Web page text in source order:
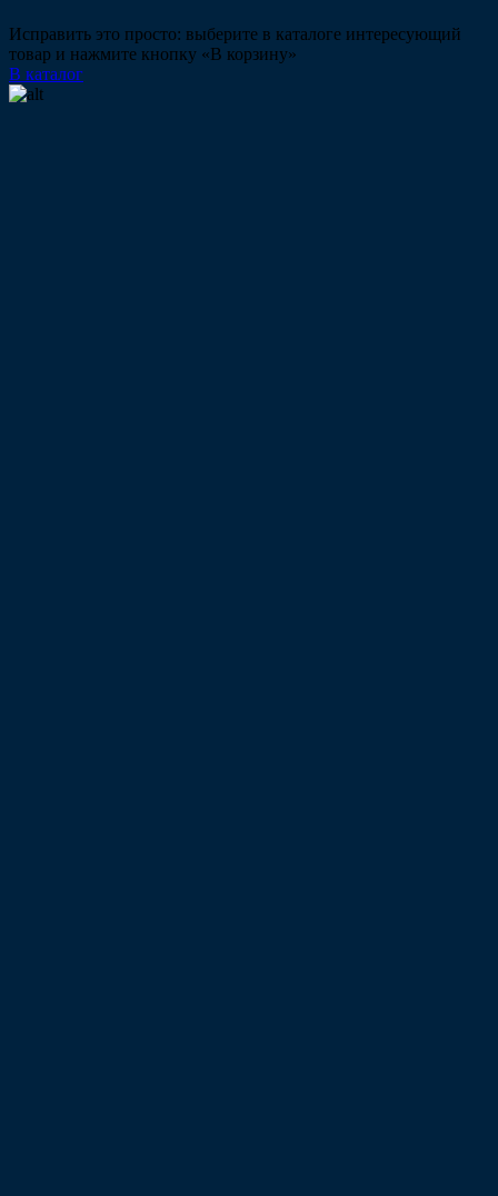
Исправить это просто: выберите в каталоге интересующий
товар и нажмите кнопку «В корзину»
В каталог